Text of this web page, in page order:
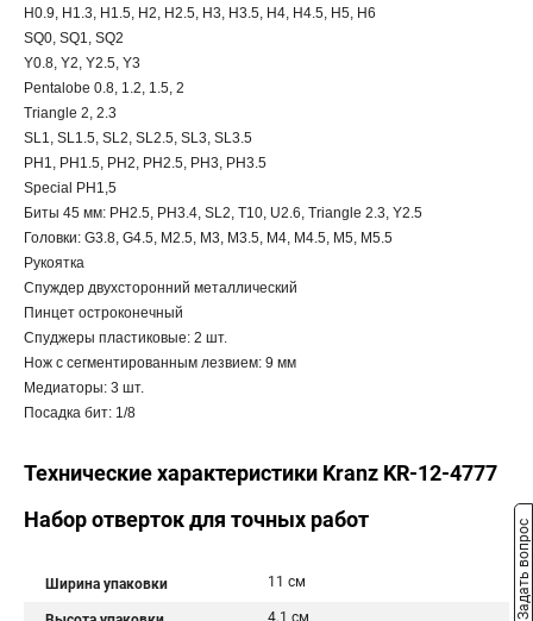
H0.9, H1.3, H1.5, H2, H2.5, H3, H3.5, H4, H4.5, H5, H6
SQ0, SQ1, SQ2
Y0.8, Y2, Y2.5, Y3
Pentalobe 0.8, 1.2, 1.5, 2
Triangle 2, 2.3
SL1, SL1.5, SL2, SL2.5, SL3, SL3.5
PH1, PH1.5, PH2, PH2.5, PH3, PH3.5
Special PH1,5
Биты 45 мм: PH2.5, PH3.4, SL2, T10, U2.6, Triangle 2.3, Y2.5
Головки: G3.8, G4.5, M2.5, M3, M3.5, M4, M4.5, M5, M5.5
Рукоятка
Спуждер двухсторонний металлический
Пинцет остроконечный
Спуджеры пластиковые: 2 шт.
Нож с сегментированным лезвием: 9 мм
Медиаторы: 3 шт.
Посадка бит: 1/8
Технические характеристики Kranz KR-12-4777
Набор отверток для точных работ
Ширина упаковки 11 см
4.1 см Задать вопрос